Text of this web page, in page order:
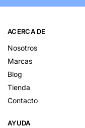
ACERCA DE
Nosotros
Marcas
Blog
Tienda
Contacto
AYUDA